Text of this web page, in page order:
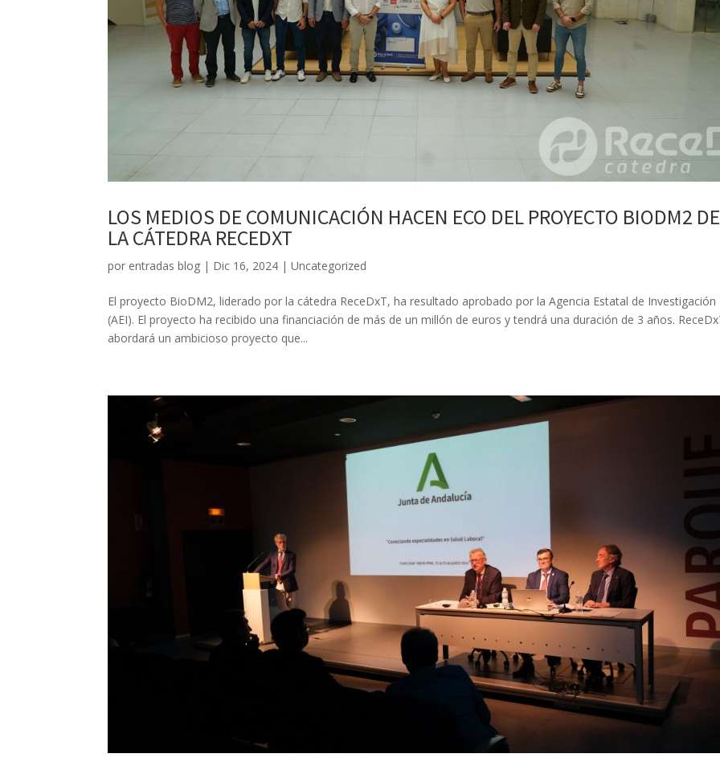
LOS MEDIOS DE COMUNICACIÓN HACEN ECO DEL PROYECTO BIODM2 DE
LA CÁTEDRA RECEDXT
por entradas blog | Dic 16, 2024 |Uncategorized
El proyecto BioDM2, liderado por la cátedra ReceDxT, ha resultado aprobado por la Agencia Estatal de Investigación
(AEI). El proyecto ha recibido una financiación de más de un millón de euros y tendrá una duración de 3 años.
abordará un ambicioso proyecto que...